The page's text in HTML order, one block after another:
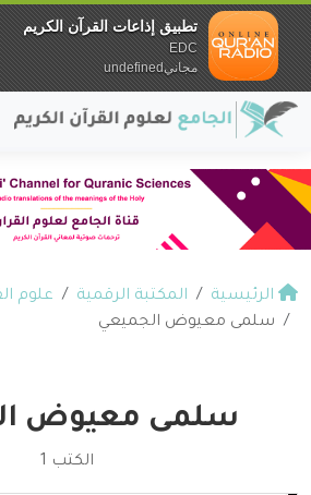
الرئيسية المكتبة الرقمية
علوم
سلمى معيوض الجميعي
سلمى معيوض
الكتب 1
تطبيق إذاعات القرآن الكريم
EDC
مجانيundefined